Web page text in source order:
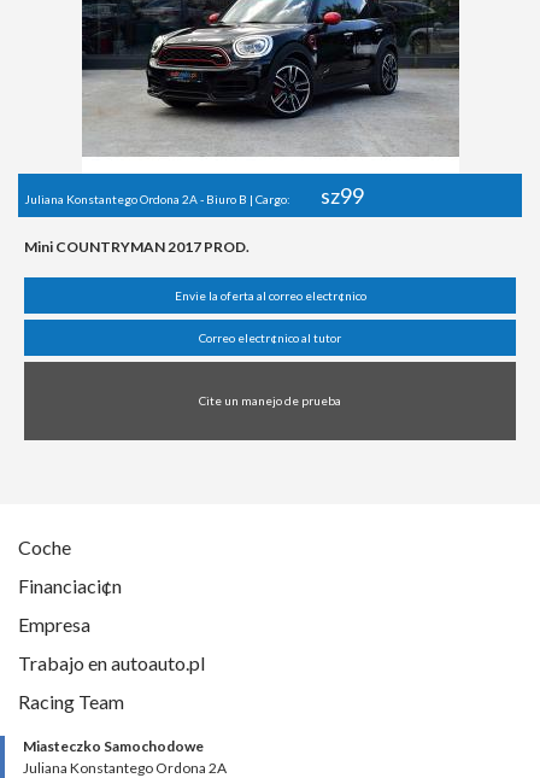
Juliana Konstantego Ordona 2A - Biuro B | Cargo: sz99
Mini COUNTRYMAN 2017 PROD.
Envie la oferta al correo electr¢nico
Correo electr¢nico al tutor
Cite un manejo de prueba
Coche
Financiaci¢n
Empresa
Trabajo en autoauto.pl
Racing Team
Miasteczko Samochodowe
Juliana Konstantego Ordona 2A